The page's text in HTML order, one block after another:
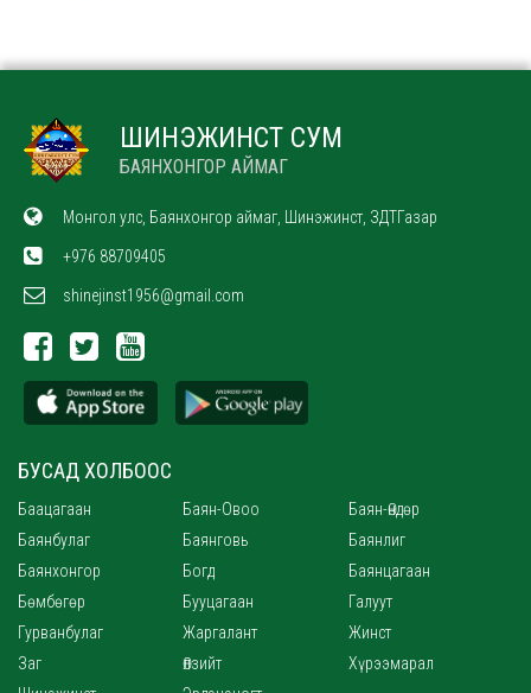
ШИНЭЖИНСТ СУМ
БАЯНХОНГОР АЙМАГ
Монгол улс, Баянхонгор аймаг, Шинэжинст, ЗДТГазар
+976 88709405
shinejinst1956@gmail.com
БУСАД ХОЛБООС
Баацагаан Баян-Овоо
Баян-Өндөр
Баянбулаг
Баянговь
Баянлиг
Баянхонгор
Богд
Баянцагаан
Бөмбөгөр
Бууцагаан
Галуут
Гурванбулаг
Жаргалант
Жинст
Заг
Өлзийт
Хүрээмарал